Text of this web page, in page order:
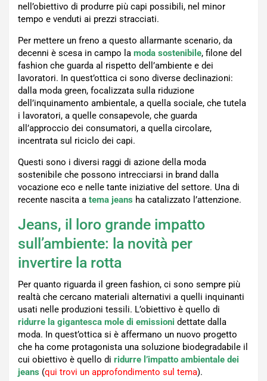
nell’obiettivo di produrre più capi possibili, nel minor
tempo e venduti ai prezzi stracciati.
Per mettere un freno a questo allarmante scenario, da
decenni è scesa in campo la moda sostenibile, filone del
fashion che guarda al rispetto dell’ambiente e dei
lavoratori. In quest’ottica ci sono diverse declinazioni:
dalla moda green, focalizzata sulla riduzione
dell’inquinamento ambientale, a quella sociale, che tutela
i lavoratori, a quelle consapevole, che guarda
all’approccio dei consumatori, a quella circolare,
incentrata sul riciclo dei capi.
Questi sono i diversi raggi di azione della moda
sostenibile che possono intrecciarsi in brand dalla
vocazione eco e nelle tante iniziative del settore. Una di
recente nascita a tema jeans ha catalizzato l’attenzione.
Jeans, il loro grande impatto
sull’ambiente: la novità per
invertire la rotta
Per quanto riguarda il green fashion, ci sono sempre più
realtà che cercano materiali alternativi a quelli inquinanti
usati nelle produzioni tessili. L’obiettivo è quello di
ridurre la gigantesca mole di emissioni dettate dalla
moda. In quest’ottica si è affermano un nuovo progetto
che ha come protagonista una soluzione biodegradabile il
cui obiettivo è quello di ridurre l’impatto ambientale dei
jeans (qui trovi un approfondimento sul tema).